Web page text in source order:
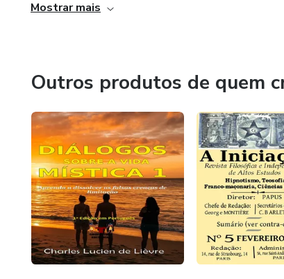
Mostrar mais
Outros produtos de quem